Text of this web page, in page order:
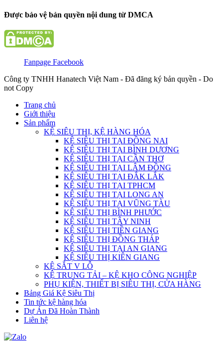
Được bảo vệ bản quyền nội dung từ DMCA
Fanpage Facebook
Công ty TNHH Hanatech Việt Nam - Đã đăng ký bản quyền - Do
not Copy
Trang chủ
Giới thiệu
Sản phẩm
KỆ SIÊU THỊ, KỆ HÀNG HÓA
KỆ SIÊU THỊ TẠI ĐỒNG NAI
KỆ SIÊU THỊ TẠI BÌNH DƯƠNG
KỆ SIÊU THỊ TẠI CẦN THƠ
KỆ SIÊU THỊ TẠI LÂM ĐỒNG
KỆ SIÊU THỊ TẠI ĐẮK LẮK
KỆ SIÊU THỊ TẠI TPHCM
KỆ SIÊU THỊ TẠI LONG AN
KỆ SIÊU THỊ TẠI VŨNG TÀU
KỆ SIÊU THỊ BÌNH PHƯỚC
KỆ SIÊU THỊ TÂY NINH
KỆ SIÊU THỊ TIỀN GIANG
KỆ SIÊU THỊ ĐỒNG THÁP
KỆ SIÊU THỊ TẠI AN GIANG
KỆ SIÊU THỊ KIÊN GIANG
KỆ SẮT V LỖ
KỆ TRUNG TẢI – KỆ KHO CÔNG NGHIỆP
PHỤ KIỆN, THIẾT BỊ SIÊU THỊ, CỬA HÀNG
Bảng Giá Kệ Siêu Thị
Tin tức kệ hàng hóa
Dự Án Đã Hoàn Thành
Liên hệ